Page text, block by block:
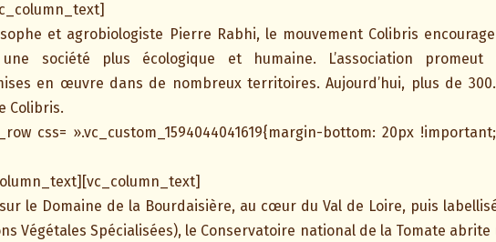
et agrobiologiste Pierre Rabhi, le mouvement Colibris
société plus écologique et humaine. L’association promeut
en œuvre dans de nombreux territoires. Aujourd’hui, plus de
Colibris.
css= ».vc_custom_1594044041619{margin-bottom: 20px
le Domaine de la Bourdaisière, au cœur du Val de Loire, puis
Végétales Spécialisées), le Conservatoire national de la Tomate abrite